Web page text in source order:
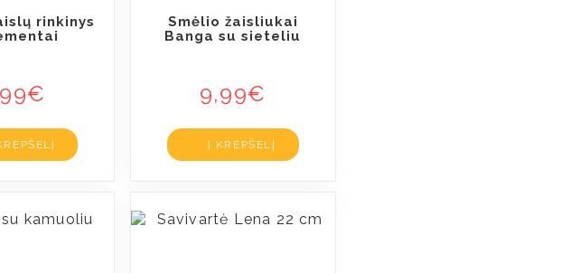
rinkinys
€
Smėlio žaisliukai
Banga su sieteliu
9,99€
Į KREPŠELĮ